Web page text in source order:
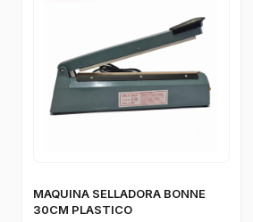
MAQUINA SELLADORA BONNE
30CM PLASTICO